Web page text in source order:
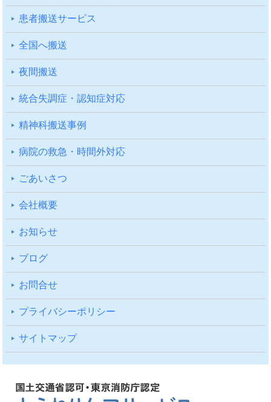
患者搬送サービス
全国へ搬送
夜間搬送
統合失調症・認知症対応
精神科搬送事例
病院の救急・時間外対応
ごあいさつ
会社概要
お知らせ
ブログ
お問合せ
プライバシーポリシー
サイトマップ